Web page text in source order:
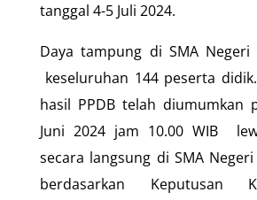
tanggal 4-5 Juli 2024.
Daya tampung di SMA Negeri
keseluruhan 144 peserta
hasil PPDB telah diumumkan
Juni 2024 jam 10.00 WIB
secara langsung di SMA
berdasarkan Keputusan